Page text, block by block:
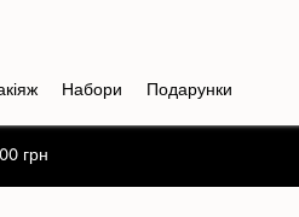
Набори Подарунки